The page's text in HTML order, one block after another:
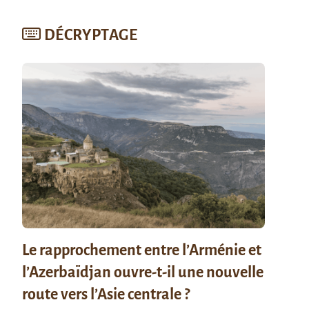
DÉCRYPTAGE
Le rapprochement entre l’Arménie et
l’Azerbaïdjan ouvre-t-il une nouvelle
route vers l’Asie centrale ?